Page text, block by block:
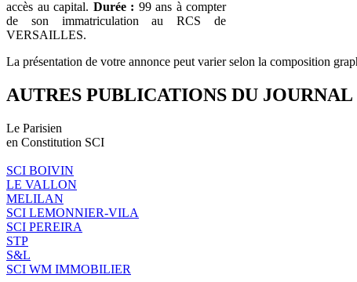
accès au capital. Durée : 99 ans à compter
de son immatriculation au RCS de
VERSAILLES.
La présentation de votre annonce peut varier selon la composition
AUTRES PUBLICATIONS DU JOURNAL
Le Parisien
en Constitution SCI
SCI BOIVIN
LE VALLON
MELILAN
SCI LEMONNIER-VILA
SCI PEREIRA
STP
S&L
SCI WM IMMOBILIER